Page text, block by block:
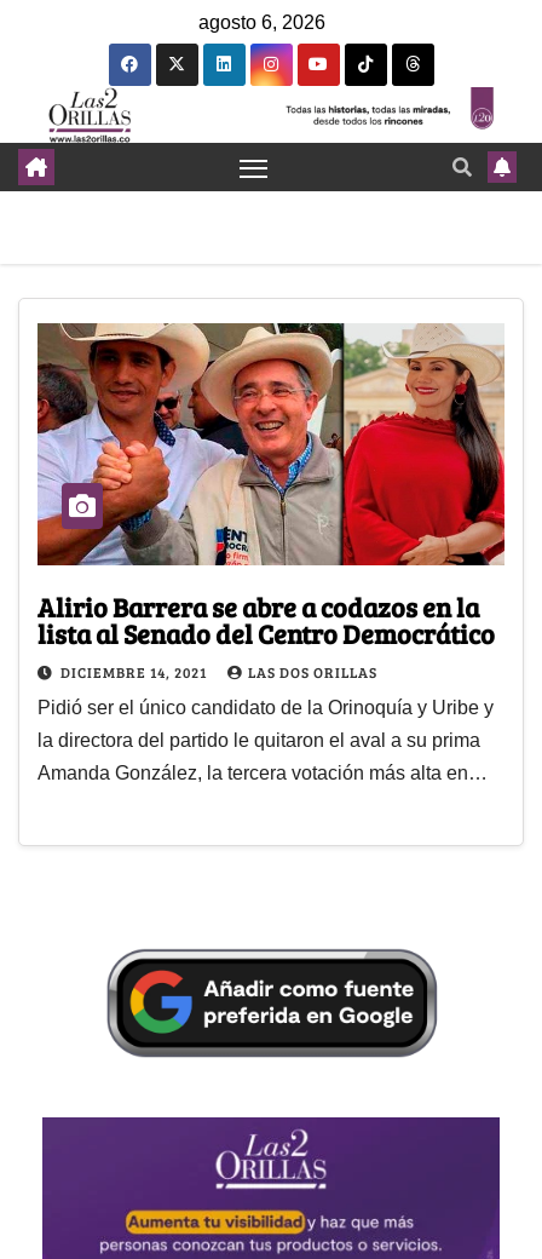
agosto 6, 2026
Alirio Barrera se abre a codazos en la
lista al Senado del Centro Democrático
DICIEMBRE 14, 2021 LAS DOS ORILLAS
Pidió ser el único candidato de la Orinoquía y Uribe y
la directora del partido le quitaron el aval a su prima
Amanda González, la tercera votación más alta en…